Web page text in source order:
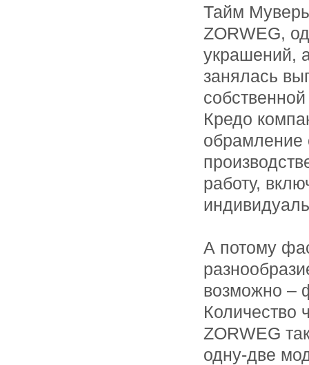
Тайм
ZORWEG,
украшений,
занялась
Кредо
обрамление
работу,
А потому
возможно –
Количество
ZORWEG
одну-две